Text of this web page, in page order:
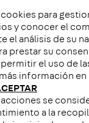
cookies para
y conocer el
el análisis de su
prestar su
el uso de
información en
se
a la